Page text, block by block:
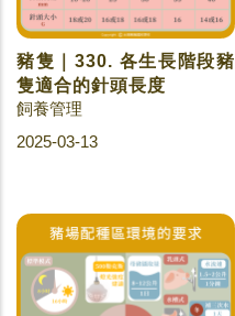
豬隻｜330. 各生長階段豬
隻適合的針頭長度
飼養管理
2025-03-13